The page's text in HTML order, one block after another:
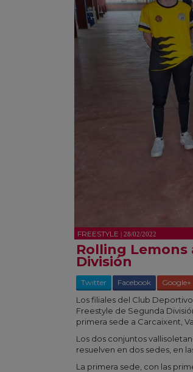
FREESTYLE | 28/02/2022
Rolling Lemons
División
Twitter Facebook Google+
Los filiales del Club
Freestyle de Segunda
primera sede a Carcaixent,
Los dos conjuntos
resuelven en dos sedes, en
La primera sede, con las